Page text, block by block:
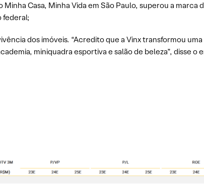
Casa, Minha Vida em São Paulo, superou a marca
federal;
dos imóveis. “Acredito que a Vinx transformou
miniquadra esportiva e salão de beleza”, disse o